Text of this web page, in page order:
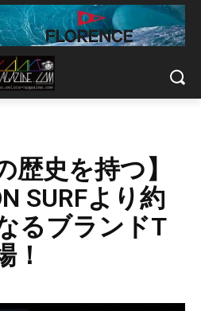
歴史を持つ】
SURFより約
るブランドT
！